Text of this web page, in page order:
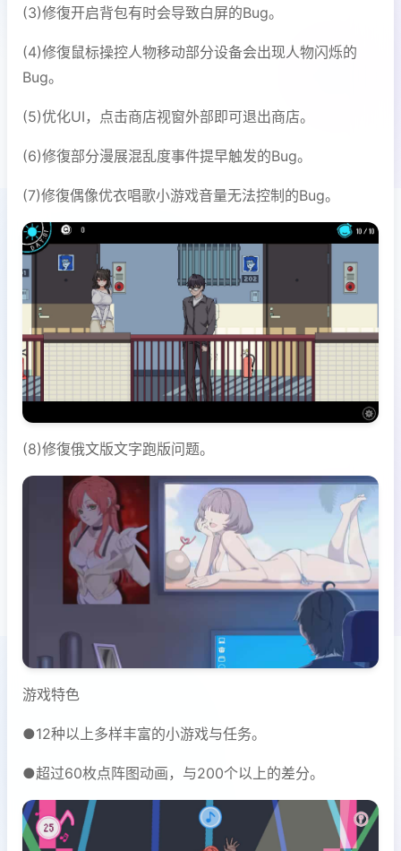
(3)修復开启背包有时会导致白屏的Bug。
(4)修復鼠标操控人物移动部分设备会出现人物闪烁的
Bug。
(5)优化UI，点击商店视窗外部即可退出商店。
(6)修復部分漫展混乱度事件提早触发的Bug。
(7)修復偶像优衣唱歌小游戏音量无法控制的Bug。
(8)修復俄文版文字跑版问题。
游戏特色
●12种以上多样丰富的小游戏与任务。
●超过60枚点阵图动画，与200个以上的差分。